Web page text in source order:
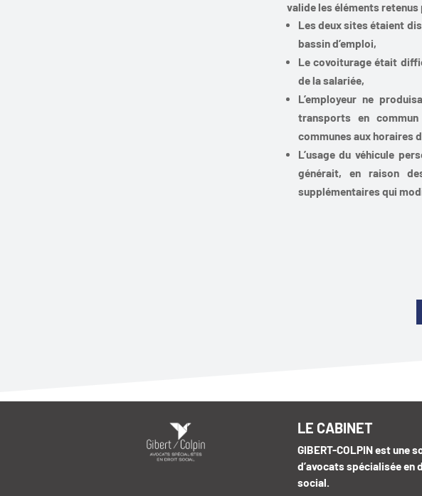
valide les éléments retenus
Les deux sites étaient
bassin d’emploi,
Le covoiturage était
de la salariée,
L’employeur ne
transports en
communes aux horaires
L’usage du véhicule
générait, en raison
supplémentaires qui
LE CABINET
GIBERT-COLPIN est une
d’avocats spécialisée en
social.